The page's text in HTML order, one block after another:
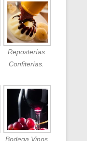
Reposterías
Confiterías.
Bodega Vinos